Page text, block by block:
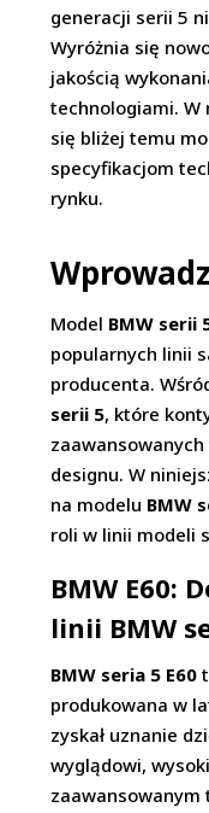
generacji serii 5
Wyróżnia się
jakością
technologiami.
się bliżej temu
specyfikacjom
rynku.
Model BMW serii
popularnych linii
producenta.
serii 5, które
designu. W
na modelu BMW
roli w linii modeli
BMW E60:
linii BMW
BMW seria 5 E60
produkowana w
zyskał uznanie
wyglądowi,
zaawansowanym